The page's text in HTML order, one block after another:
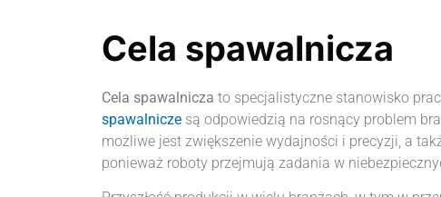
Cela spawalnicza
Cela spawalnicza to specjalistyczne stanowisko
spawalnicze są odpowiedzią na rosnący problem
możliwe jest zwiększenie wydajności i precyzji, a
ponieważ roboty przejmują zadania w